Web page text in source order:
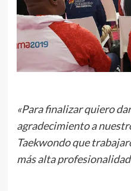
«Para finalizar quiero
agradecimiento a
Taekwondo que
más alta